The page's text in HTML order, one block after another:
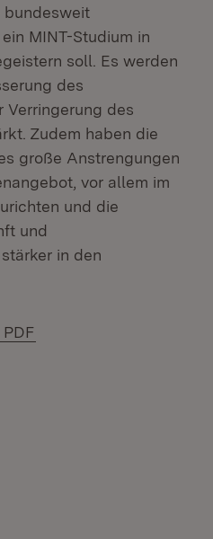
in neuem Fenster)
bundesweit
MINT-Studium in
soll. Es werden
des
Verringerung des
Zudem haben die
große Anstrengungen
vor allem im
und die
und
in den